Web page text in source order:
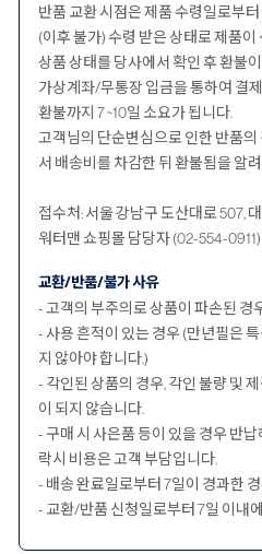
반품 교환 시점은 제품 수령일로부
(이후 불가) 수령 받은 상태로 제품
상품 상태를 당사에서 확인 후 환불
가상계좌/무통장 입금을 통하여 결
환불까지 7 ~10일 소요가 됩니다.
고객님의 단순변심으로 인한 반품
서 배송비를 차감한 뒤 환불됨을 알
접수처: 서울 강남구 도산대로 507,
워터맨 쇼핑몰 담당자 (02-554-0911)
교환/반품/불가 사유
- 고객의 부주의로 상품이 파손된 경
- 사용 흔적이 있는 경우 (만년필은
지 않아야 합니다.)
- 각인된 상품의 경우, 각인 불량 및
이 되지 않습니다.
- 구매 시 사은품 등이 있을 경우 반
락시 비용은 고객 부담입니다.
- 배송 완료일로부터 7일이 경과한
- 교환/반품 신청일로부터 7일 이내